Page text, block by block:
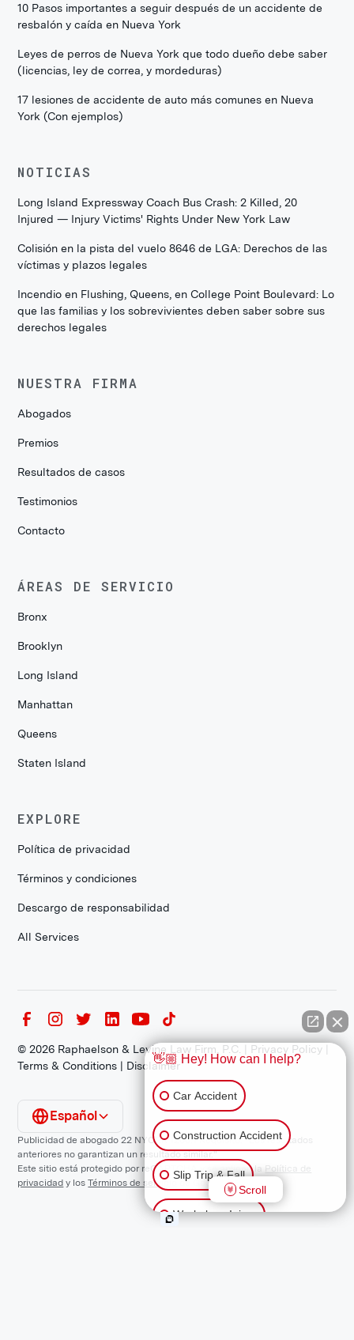
10 Pasos importantes a seguir después de un accidente de
resbalón y caída en Nueva York
Leyes de perros de Nueva York que todo dueño debe saber
(licencias, ley de correa, y mordeduras)
17 lesiones de accidente de auto más comunes en Nueva
York (Con ejemplos)
NOTICIAS
Long Island Expressway Coach Bus Crash: 2 Killed, 20
Injured — Injury Victims' Rights Under New York Law
Colisión en la pista del vuelo 8646 de LGA: Derechos de las
víctimas y plazos legales
Incendio en Flushing, Queens, en College Point Boulevard: Lo
que las familias y los sobrevivientes deben saber sobre sus
derechos legales
NUESTRA FIRMA
Abogados
Premios
Resultados de casos
Testimonios
Contacto
ÁREAS DE SERVICIO
Bronx
Brooklyn
Long Island
Manhattan
Queens
Staten Island
EXPLORE
Política de privacidad
Términos y condiciones
Descargo de responsabilidad
All Services
©2026 Raphaelson & Levine Law Firm, P.C. | Privacy Policy
Terms & Conditions | Disclaimer
Publicidad de abogado 22 NYCRR 1200.1 Requisito: "Los resultados
anteriores no garantizan un resultado similar."
Este sitio está protegido por reCAPTCHA y se aplican la Política de
privacidad y losTérminos de servicio de Google.
Español
👋🏼 Hey! How can I help?
Car Accident
Construction Accident
Slip Trip & Fall
Workplace Injury
Scroll